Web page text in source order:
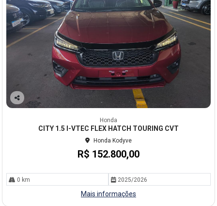
Co
Honda
CITY 1.5 I-VTEC FLEX HATCH TOURING CVT
Honda Kodyve
R$ 152.800,00
0 km 2025/2026
Mais informações